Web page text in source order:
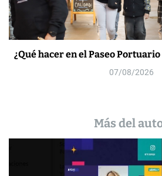
¿Qué hacer en el Paseo
07/08/2026
Más del